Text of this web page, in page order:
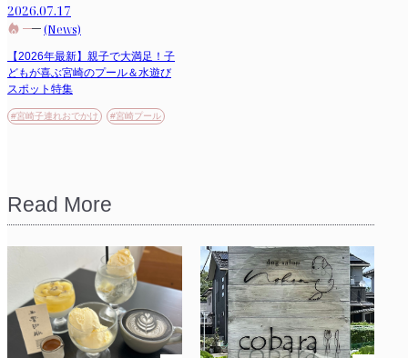
2026.07.17
(News)
【2026年最新】親子で大満足！子
どもが喜ぶ宮崎のプール＆水遊び
スポット特集
#宮崎子連れおでかけ #宮崎プール
Read More